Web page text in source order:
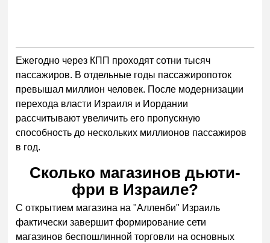
Ежегодно через КПП проходят сотни тысяч
пассажиров. В отдельные годы пассажиропоток
превышал миллион человек. После модернизации
перехода власти Израиля и Иордании
рассчитывают увеличить его пропускную
способность до нескольких миллионов пассажиров
в год.
Сколько магазинов дьюти-
фри в Израиле?
С открытием магазина на "Алленби" Израиль
фактически завершит формирование сети
магазинов беспошлинной торговли на основных